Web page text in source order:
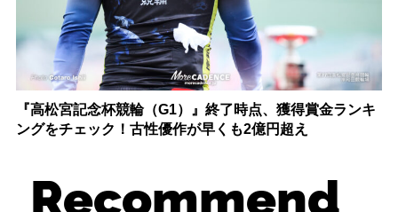
『高松宮記念杯競輪（G1）』終了時点、獲得賞金ランキ
ングをチェック！古性優作が早くも2億円超え
Recommend